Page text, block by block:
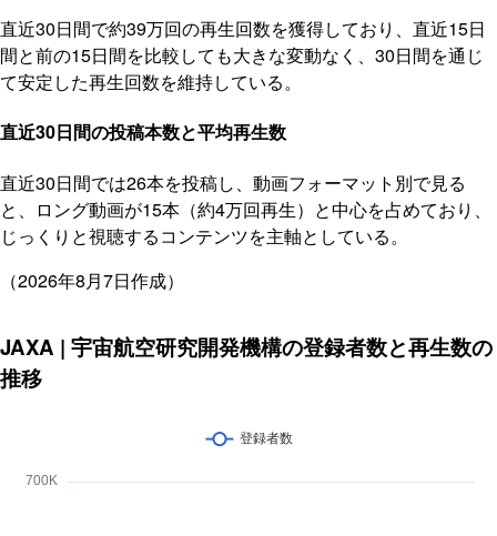
直近30日間で約39万回の再生回数を獲得しており、直近15日
間と前の15日間を比較しても大きな変動なく、30日間を通じ
て安定した再生回数を維持している。
直近30日間の投稿本数と平均再生数
直近30日間では26本を投稿し、動画フォーマット別で見る
と、ロング動画が15本（約4万回再生）と中心を占めており、
じっくりと視聴するコンテンツを主軸としている。
（2026年8月7日作成）
JAXA | 宇宙航空研究開発機構の登録者数と再生数の
推移